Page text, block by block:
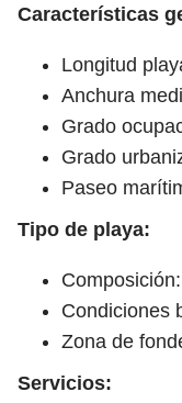
Características
Longitud
Anchura
Grado
Grado
Paseo
Tipo de playa:
Condiciones
Zona de
Servicios: